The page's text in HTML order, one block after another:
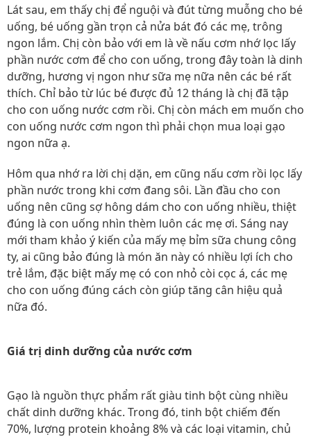
Lát sau, em thấy chị để nguội và đút từng muỗng cho bé
uống, bé uống gần trọn cả nửa bát đó các mẹ, trông
ngon lắm. Chị còn bảo với em là về nấu cơm nhớ lọc lấy
phần nước cơm để cho con uống, trong đây toàn là dinh
dưỡng, hương vị ngon như sữa mẹ nữa nên các bé rất
thích. Chỉ bảo từ lúc bé được đủ 12 tháng là chị đã tập
cho con uống nước cơm rồi. Chị còn mách em muốn cho
con uống nước cơm ngon thì phải chọn mua loại gạo
ngon nữa ạ.
Hôm qua nhớ ra lời chị dặn, em cũng nấu cơm rồi lọc lấy
phần nước trong khi cơm đang sôi. Lần đầu cho con
uống nên cũng sợ hông dám cho con uống nhiều, thiệt
đúng là con uống nhìn thèm luôn các mẹ ơi. Sáng nay
mới tham khảo ý kiến của mấy mẹ bỉm sữa chung công
ty, ai cũng bảo đúng là món ăn này có nhiều lợi ích cho
trẻ lắm, đặc biệt mấy mẹ có con nhỏ còi cọc á, các mẹ
cho con uống đúng cách còn giúp tăng cân hiệu quả
nữa đó.
Giá trị dinh dưỡng của nước cơm
Gạo là nguồn thực phẩm rất giàu tinh bột cùng nhiều
chất dinh dưỡng khác. Trong đó, tinh bột chiếm đến
70%, lượng protein khoảng 8% và các loại vitamin, chủ